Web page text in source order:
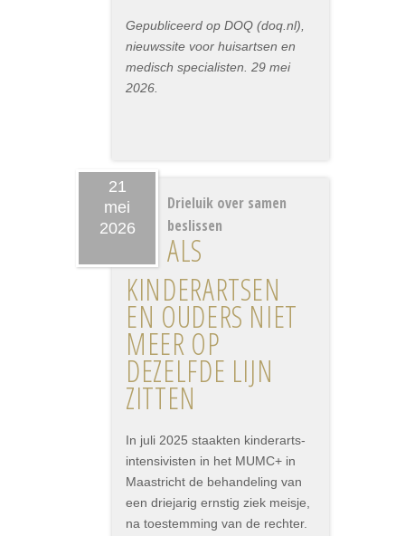
Gepubliceerd op DOQ (doq.nl),
nieuwssite voor huisartsen en
medisch specialisten. 29 mei
2026.
21
mei
2026
Drieluik over samen
beslissen
ALS
KINDERARTSEN
EN OUDERS NIET
MEER OP
DEZELFDE LIJN
ZITTEN
In juli 2025 staakten kinderarts-
intensivisten in het MUMC+ in
Maastricht de behandeling van
een driejarig ernstig ziek meisje,
na toestemming van de rechter.